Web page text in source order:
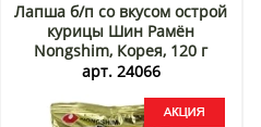
Лапша б/п со вкусом острой
курицы Шин Рамён
Nongshim, Корея, 120 г
Акция
арт. 24066